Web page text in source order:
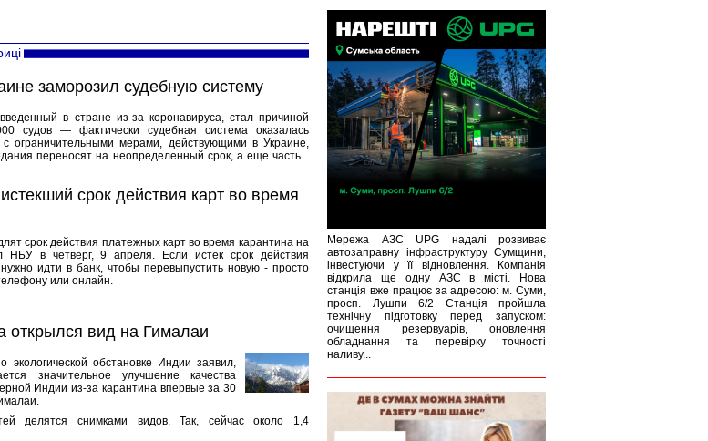
заморозил судебную систему
в стране из-за коронавируса, стал причиной
судов — фактически судебная система оказалась
ограничительными мерами, действующими в Украине,
переносят на неопределенный срок, а еще часть...
срок действия карт во время
срок действия платежных карт во время карантина на
НБУ в четверг, 9 апреля. Если истек срок действия
идти в банк, чтобы перевыпустить новую - просто
или онлайн.
открылся вид на Гималаи
экологической обстановке Индии заявил,
значительное улучшение качества
Индии из-за карантина впервые за 30
делятся снимками видов. Так, сейчас около 1,4
Мережа АЗС UPG надалі розвиває
автозаправну інфраструктуру Сумщини,
інвестуючи у її відновлення. Компанія
відкрила ще одну АЗС в місті. Нова
станція вже працює за адресою: м. Суми,
просп. Лушпи 6/2 Станція пройшла
технічну підготовку перед запуском:
очищення резервуарів, оновлення
обладнання та перевірку точності
наливу...